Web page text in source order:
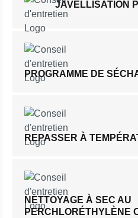
JAVELLISATION
PROGRAMME DE
REPASSER À
NETTOYAGE À SEC AU
PERCHLORÉTHYLÈNE